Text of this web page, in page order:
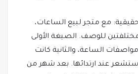
مع متجر لبيع الساعات،
للوصف. الصيغة الأولى
الساعة، والثانية كانت
عند ارتدائها. بعد شهر من